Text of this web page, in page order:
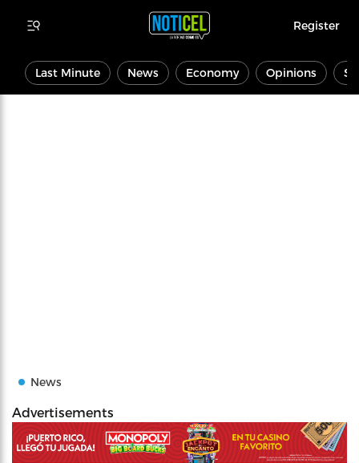
Register
Last Minute News Economy Opinions
News
Advertisements